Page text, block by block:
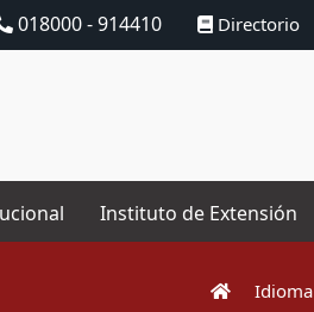
018000 - 914410 Directorio
Instituto de Extensión
Idioma